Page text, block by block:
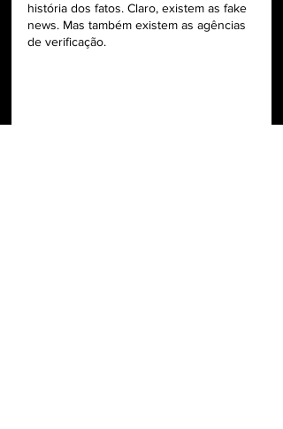
história dos fatos. Claro, existem as fake
news. Mas também existem as agências
de verificação.